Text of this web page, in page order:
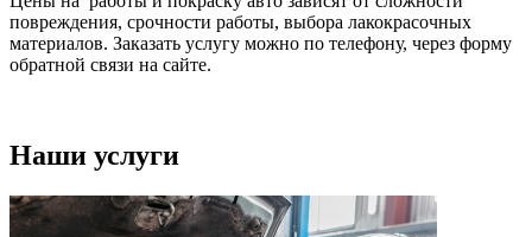
повреждения, срочности работы, выбора лакокрасочных
материалов. Заказать услугу можно по телефону, через форму
обратной связи на сайте.
Наши услуги